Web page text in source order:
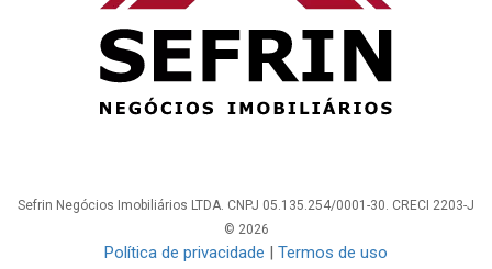
Sefrin Negócios Imobiliários LTDA. CNPJ 05.135.254/0001-30. CRECI 2203-J
© 2026
Política de privacidade | Termos de uso